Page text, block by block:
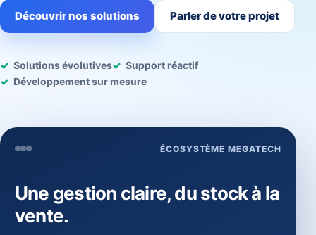
Découvrir nos solutions Parler de votre projet
Solutions évolutives
Support réactif
Développement sur mesure
ÉCOSYSTÈME MEGATECH
Une gestion claire, du stock à la
vente.